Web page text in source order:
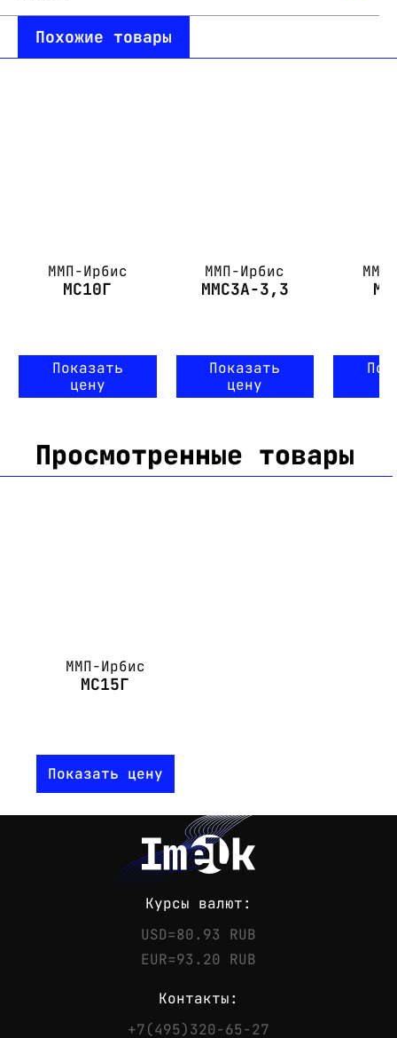
Похожие товары
ММП-Ирбис
МС10Г
Показать
цену
ММП-Ирбис
ММС3А-3,3
Показать
цену
Просмотренные товары
ММП-Ирбис
МС15Г
Показать цену
Курсы валют:
USD=80.93 RUB
EUR=93.20 RUB
Контакты:
+7(495)320-65-27